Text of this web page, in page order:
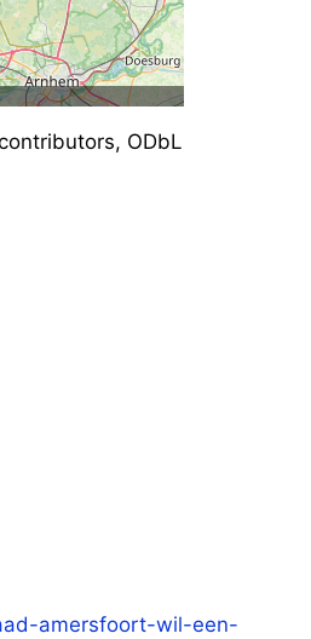
ODbL
amersfoort-wil-een-